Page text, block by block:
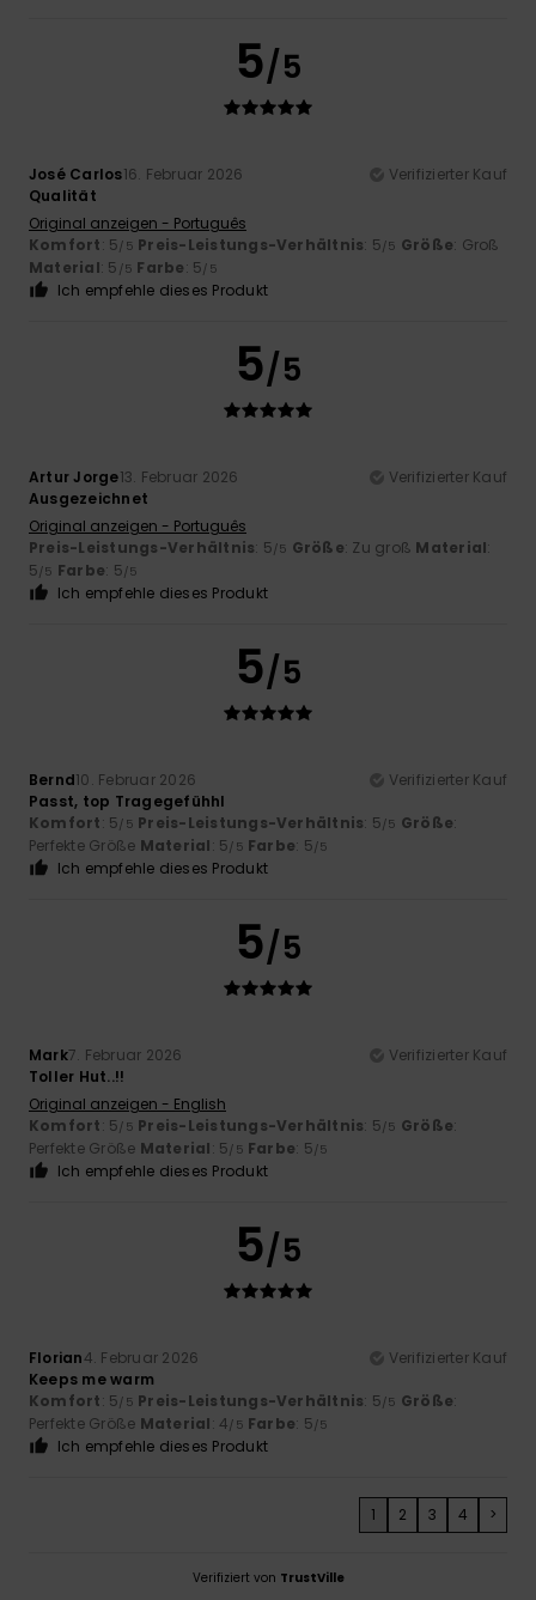
5/5
José Carlos16. Februar 2026
Verifizierter Kauf
Qualität
Original anzeigen - Português
Komfort: 5/5 Preis-Leistungs-Verhältnis: 5/5 Größe: Groß
Material: 5 /5 Farbe: 5/5
Ich empfehle dieses Produkt
5/5
Artur Jorge13. Februar 2026
Verifizierter Kauf
Ausgezeichnet
Original anzeigen - Português
Preis-Leistungs-Verhältnis: 5/5 Größe: Zu groß Material:
5/5 Farbe: 5/5
Ich empfehle dieses Produkt
5/5
Bernd10. Februar 2026
Verifizierter Kauf
Passt, top Tragegefühhl
Komfort: 5/5 Preis-Leistungs-Verhältnis: 5/5 Größe:
Perfekte Größe Material: 5/5 Farbe: 5/5
Ich empfehle dieses Produkt
5/5
Mark7. Februar 2026
Verifizierter Kauf
Toller Hut..!!
Original anzeigen - English
Komfort: 5/5 Preis-Leistungs-Verhältnis: 5/5 Größe:
Perfekte Größe Material: 5/5 Farbe: 5/5
Ich empfehle dieses Produkt
5/5
Florian4. Februar 2026
Verifizierter Kauf
Keeps me warm
Komfort: 5/5 Preis-Leistungs-Verhältnis: 5/5 Größe:
Perfekte Größe Material: 4/5 Farbe: 5/5
Ich empfehle dieses Produkt
1 2 3 4 >
Verifiziert von TrustVille